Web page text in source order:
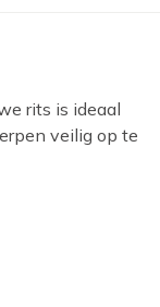
rits is ideaal
veilig op te